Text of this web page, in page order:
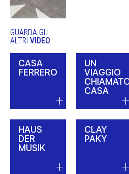
GUARDA GLI
ALTRI VIDEO
CASA
FERRERO
UN
VIAGGIO
CASA
HAUS
DER
MUSIK
CLAY
PAKY